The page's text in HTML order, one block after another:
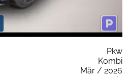
Pkw
Kombi
Mär / 2026